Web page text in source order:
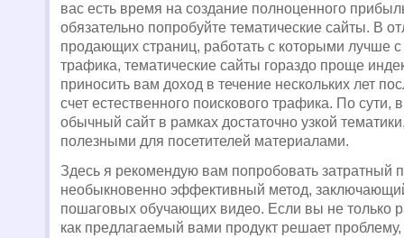
вас есть время на создание полноценного
обязательно попробуйте тематические сайты. В
продающих страниц, работать с которыми лучше
трафика, тематические сайты гораздо проще
приносить вам доход в течение нескольких лет
счет естественного поискового трафика. По сути,
обычный сайт в рамках достаточно узкой
полезными для посетителей материалами.
Здесь я рекомендую вам попробовать затратный
необыкновенно эффективный метод,
пошаговых обучающих видео. Если вы не только
как предлагаемый вами продукт решает проблему,